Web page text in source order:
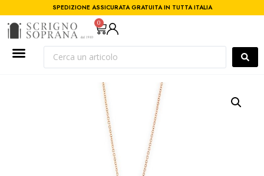
SPEDIZIONE ASSICURATA GRATUITA IN TUTTA ITALIA
0